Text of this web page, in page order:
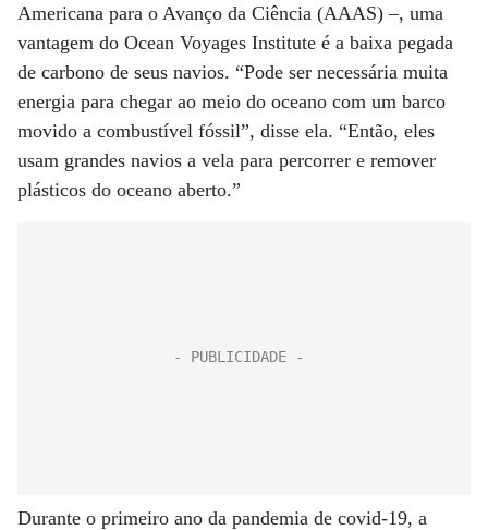
Americana para o Avanço da Ciência (AAAS) –, uma
vantagem do Ocean Voyages Institute é a baixa pegada
de carbono de seus navios. “Pode ser necessária muita
energia para chegar ao meio do oceano com um barco
movido a combustível fóssil”, disse ela. “Então, eles
usam grandes navios a vela para percorrer e remover
plásticos do oceano aberto.”
Durante o primeiro ano da pandemia de covid-19, a